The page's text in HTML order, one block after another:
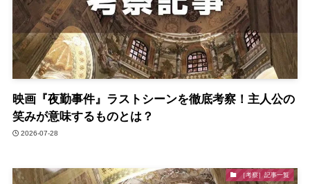
映画『夜勤事件』ラストシーンを徹底考察！主人公の
笑みが意味するものとは？
2026-07-28
［考察］記事一覧